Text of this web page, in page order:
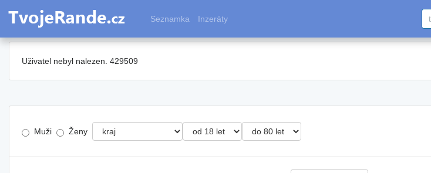
Seznamka Inzeráty
Uživatel nebyl nalezen. 429509
Muži Ženy